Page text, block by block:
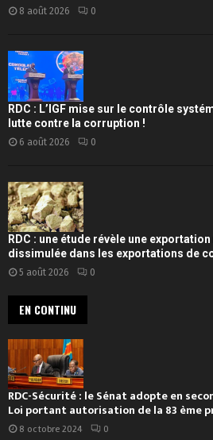
8 août 2026 0
RDC : L’IGF mise sur le contrôle
lutte contre la corruption !
6 août 2026 0
RDC : une étude révèle une
dissimulée dans les exportations de
5 août 2026 0
EN CONTINU
RDC-Sécurité : le Sénat adopte en
Loi portant autorisation de la 83 ème
8 octobre 2024 0